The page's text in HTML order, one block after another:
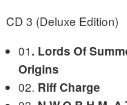
CD 3 (Deluxe Edition)
01. Lords Of
Origins
02. Riff Charge